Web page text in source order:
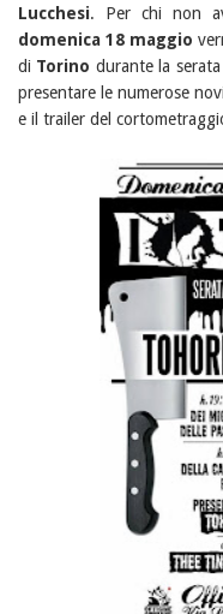
Lucchesi. Per chi non
domenica 18 maggio
di Torino durante la
presentare le numerose
e il trailer del